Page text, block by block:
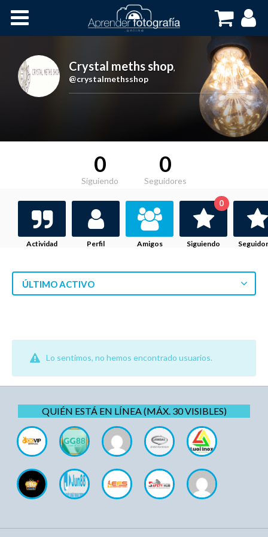
Cursos OnLine
Crystal meths shop,
@crystalmethsshop
0
Siguiendo
0
Seguidores
Actividad Perfil Amigos Siguiendo
0
ÚLTIMO ACTIVO
Lo sentimos, no hemos encontrado usuarios.
QUIÉN ESTÁ EN LÍNEA (MÁX. 30 VISIBLES)